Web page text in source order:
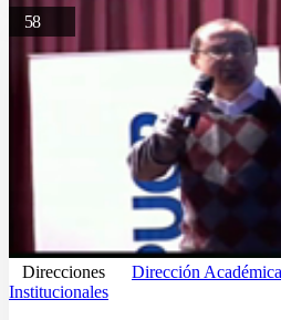
58
Direcciones
Dirección
Institucionales